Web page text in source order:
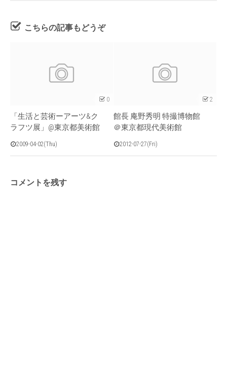
こちらの記事もどうぞ
0
「生活と芸術ーアーツ&ク
ラフツ展」@東京都美術館
2009-04-02(Thu)
2
館長 庵野秀明 特撮博物館
＠東京都現代美術館
2012-07-27(Fri)
コメントを残す